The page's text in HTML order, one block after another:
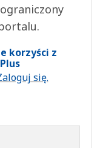
korzyści z
się.